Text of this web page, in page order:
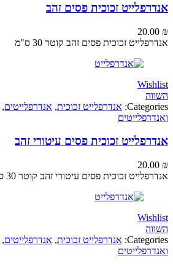
זכוכית פסים זהב
זכוכית פסים זהב קוטר 30 ס"מ
אנדרפלייט זכוכית ,אנדרפלייטים,צלחות
זכוכית פסים עיטורי זהב
זכוכית פסים עיטורי זהב קוטר 30 ס"מ
אנדרפלייט זכוכית ,אנדרפלייטים,צלחות